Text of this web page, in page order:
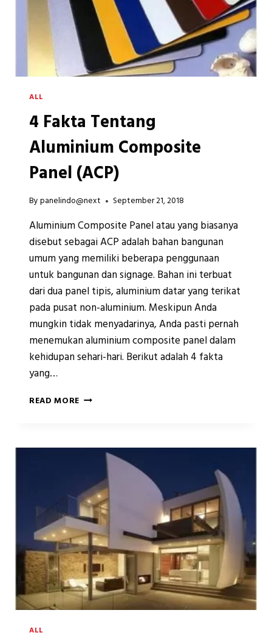
ALL
4 Fakta Tentang
Aluminium Composite
Panel (ACP)
Bypanelindo@next September 21, 2018
Aluminium Composite Panel atau yang biasanya
disebut sebagai ACP adalah bahan bangunan
umum yang memiliki beberapa penggunaan
untuk bangunan dan signage. Bahan ini terbuat
dari dua panel tipis, aluminium datar yang terikat
pada pusat non-aluminium. Meskipun Anda
mungkin tidak menyadarinya, Anda pasti pernah
menemukan aluminium composite panel dalam
kehidupan sehari-hari. Berikut adalah 4 fakta
yang…
READ MORE 4
COMPOSITE
PANEL
ALL